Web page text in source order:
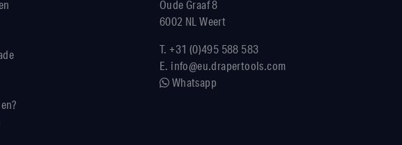
Oude Graaf 8
6002 NL Weert
T.+31 (0)495 588 583
E. info@eu.drapertools.com
Whatsapp